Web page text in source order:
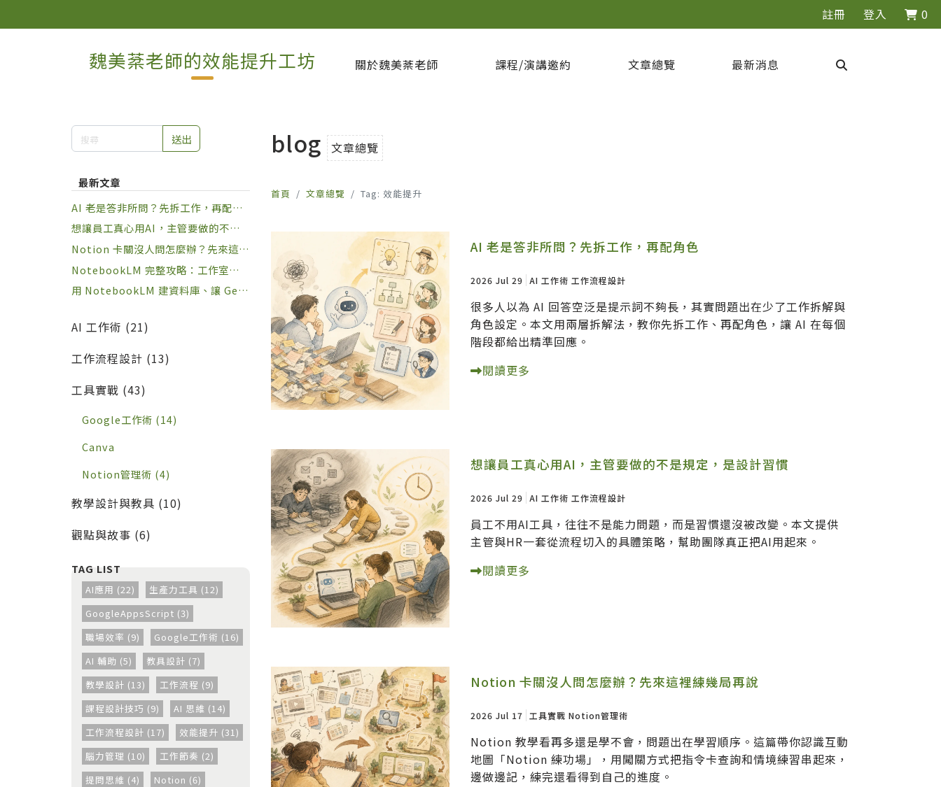
註冊 登入 0
魏美棻老師的效能提升工坊 關於魏美棻老師 課程/演講邀約 文章總覽 最新消息
送出
最新文章
AI 老是答非所問？先拆工作，再配角
色
想讓員工真心用AI，主管要做的不是
規定，是設計習慣
Notion 卡關沒人問怎麼辦？先來這裡
練幾局再說
NotebookLM 完整攻略：工作室九種
一鍵產出 + 下指令六大原則，讓知識
庫真正幫你做事
用 NotebookLM 建資料庫、讓 Gem
的實戰工作流
AI 工作術 (21)
工作流程設計 (13)
工具實戰 (43)
Google工作術 (14)
Canva
Notion管理術 (4)
教學設計與教具 (10)
觀點與故事 (6)
AI應用 (22)
生產力工具 (12)
GoogleAppsScript (3)
職場效率 (9)
Google工作術 (16)
AI 輔助 (5)
教具設計 (7)
教學設計 (13)
工作流程 (9)
課程設計技巧 (9)
AI 思維 (14)
工作流程設計 (17)
效能提升 (31)
腦力管理 (10)
工作節奏 (2)
提問思維 (4)
Notion (6)
blog 文章總覽
首頁 文章總覽 Tag: 效能提升
AI 老是答非所問？先拆工作，再配角色
2026 Jul 29 AI 工作術 工作流程設計
很多人以為 AI 回答空泛是提示詞不夠長，其實問題出在少了工作拆解與
角色設定。本文用兩層拆解法，教你先拆工作、再配角色，讓 AI 在每個
階段都給出精準回應。
閱讀更多
想讓員工真心用AI，主管要做的不是規定，是設計習慣
2026 Jul 29 AI 工作術 工作流程設計
員工不用AI工具，往往不是能力問題，而是習慣還沒被改變。本文提供
主管與HR一套從流程切入的具體策略，幫助團隊真正把AI用起來。
閱讀更多
Notion 卡關沒人問怎麼辦？先來這裡練幾局再說
2026 Jul 17 工具實戰 Notion管理術
Notion 教學看再多還是學不會，問題出在學習順序。這篇帶你認識互動
地圖「Notion 練功場」，用闖關方式把指令卡查詢和情境練習串起來，
邊做邊記，練完還看得到自己的進度。